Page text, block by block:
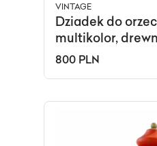
VINTAGE
Dziadek do
multikolor,
60.
800 PLN